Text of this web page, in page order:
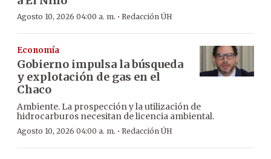
Agosto 10, 2026 04:00 a. m. · Redacción ÚH
Economía
Gobierno impulsa la búsqueda
y explotación de gas en el
Chaco
Ambiente. La prospección y la utilización de
hidrocarburos necesitan de licencia ambiental.
Agosto 10, 2026 04:00 a. m. · Redacción ÚH